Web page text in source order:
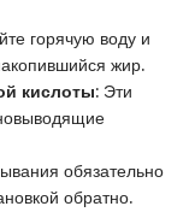
горячую воду и
жир.
кислоты: Эти
обязательно
обратно.